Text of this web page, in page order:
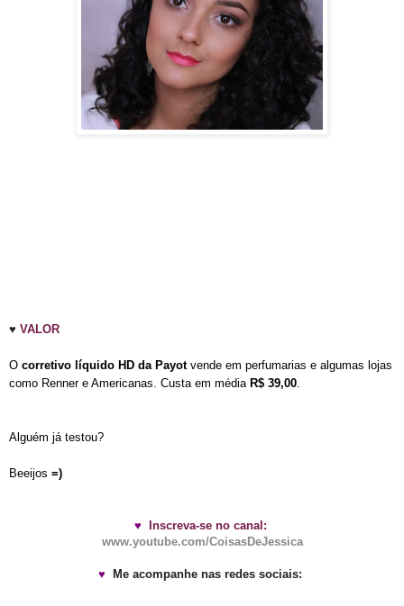
♥ VALOR
O corretivo líquido HD da Payot vende em perfumarias e algumas lojas
como Renner e Americanas. Custa em média R$ 39,00.
Alguém já testou?
Beeijos =)
♥
Inscreva-se no canal:
www.youtube.com/CoisasDeJessica
♥ Me acompanhe nas redes sociais: